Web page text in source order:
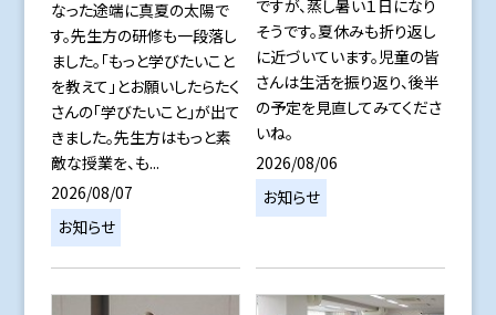
なった途端に真夏の太陽で
す。先生方の研修も一段落し
ました。「もっと学びたいこと
を教えて」とお願いしたらたく
さんの「学びたいこと」が出て
きました。先生方はもっと素
敵な授業を、も...
2026/08/07
お知らせ
ですが、蒸し暑い１日になり
そうです。夏休みも折り返し
に近づいています。児童の皆
さんは生活を振り返り、後半
の予定を見直してみてくださ
いね。
2026/08/06
お知らせ